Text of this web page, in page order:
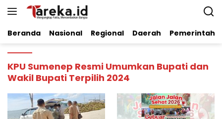
Beranda Nasional Regional Daerah
KPU Sumenep Resmi Umumkan Bupati dan
Wakil Bupati Terpilih 2024